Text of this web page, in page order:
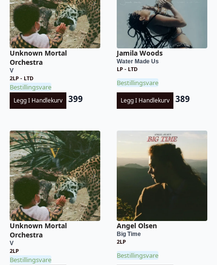
Unknown Mortal
Orchestra
V
2LP - LTD
Bestillingsvare
Legg I Handlekurv 399
Jamila Woods
Water Made Us
LP - LTD
Bestillingsvare
Legg I Handlekurv 389
Unknown Mortal
Orchestra
V
2LP
Bestillingsvare
Angel Olsen
Big Time
2LP
Bestillingsvare